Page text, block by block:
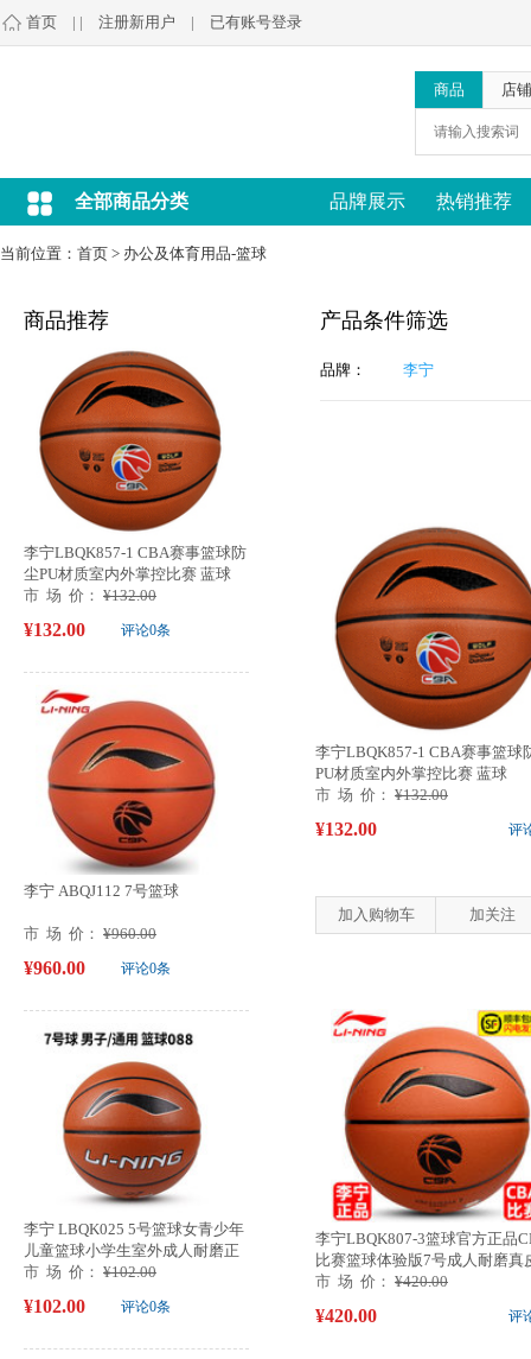
首页 | | 注册新用户 | 已有账号登录
商品 店铺
全部商品分类 品牌展示 热销推荐
当前位置： 首页 > 办公及体育用品-篮球
商品推荐
李宁LBQK857-1 CBA赛事篮球防
尘PU材质室内外掌控比赛 蓝球
市 场 价： ¥132.00
评论0条
¥132.00
李宁 ABQJ112 7号篮球
市 场 价： ¥960.00
评论0条
¥960.00
李宁 LBQK025 5号篮球女青少年
儿童篮球小学生室外成人耐磨正
品蓝球
市 场 价： ¥102.00
评论0条
¥102.00
产品条件筛选
品牌： 李宁
李宁LBQK857-1 CBA赛事篮球
PU材质室内外掌控比赛 蓝球
市 场 价： ¥132.00
评
¥132.00
加入购物车 加关注
李宁LBQK807-3篮球官方正品
比赛篮球体验版7号成人耐磨真
市 场 价： ¥420.00
评
¥420.00